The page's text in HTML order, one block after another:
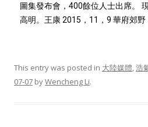
圖集發布會，400餘位人士出席。
高明。王康 2015，11，9 華府郊野
This entry was posted in 大陸媒體,浩
07-07 byWencheng Li.